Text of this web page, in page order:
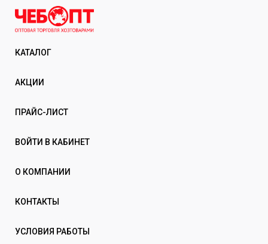
КАТАЛОГ
АКЦИИ
ПРАЙС-ЛИСТ
ВОЙТИ В КАБИНЕТ
О КОМПАНИИ
КОНТАКТЫ
УСЛОВИЯ РАБОТЫ